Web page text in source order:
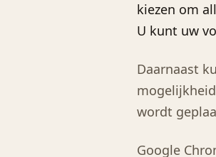
kiezen om
U kunt uw
Daarnaast
wordt
Google